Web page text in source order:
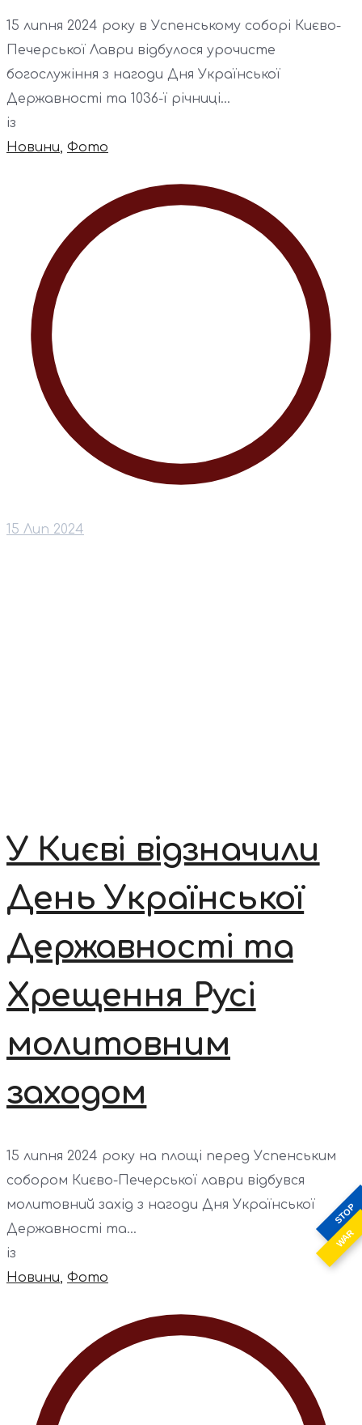
STOP
WAR
15 липня 2024 року в Успенському соборі Києво-
Печерської Лаври відбулося урочисте
богослужіння з нагоди Дня Української
Державності та 1036-ї річниці...
із
Новини, Фото
15 Лип 2024
У Києві відзначили
День Української
Державності та
Хрещення Русі
молитовним
заходом
15 липня 2024 року на площі перед Успенським
собором Києво-Печерської лаври відбувся
молитовний захід з нагоди Дня Української
Державності та...
із
Новини, Фото